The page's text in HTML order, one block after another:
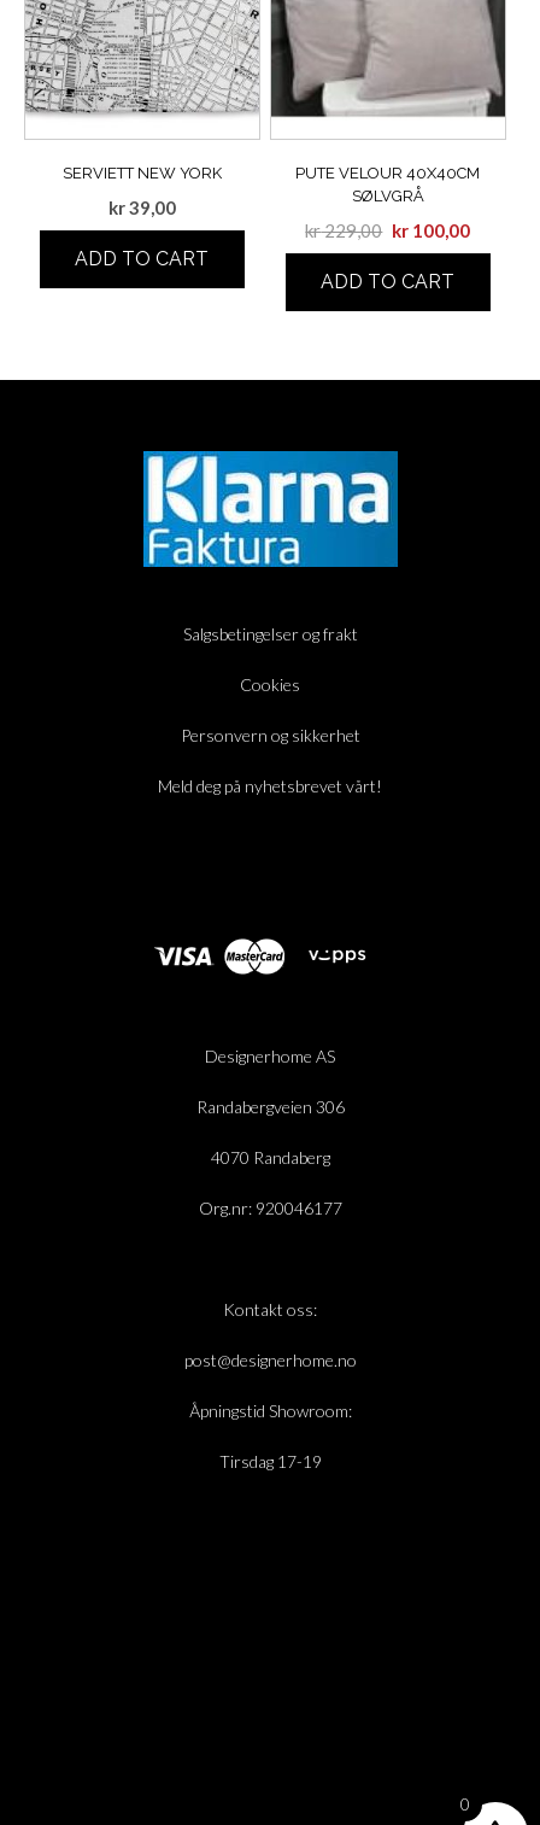
SERVIETT NEW YORK
kr39,00
ADD TO CART
PUTE VELOUR 40X40CM
SØLVGRÅ
kr229,00 kr 100,00
ADD TO CART
Salgsbetingelser og frakt
Cookies
Personvern og sikkerhet
Meld deg på nyhetsbrevet vårt!
Designerhome AS
Randabergveien 306
4070 Randaberg
Org.nr: 920046177
Kontakt oss:
post@designerhome.no
Åpningstid Showroom:
Tirsdag 17-19
0